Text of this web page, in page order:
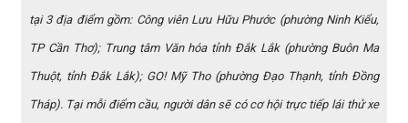
tại 3 địa điểm gồm: Công viên Lưu Hữu Phước (phường Ninh Kiểu,
TP Cần Thơ); Trung tâm Văn hóa tỉnh Đắk Lắk (phường Buôn Ma
Thuột, tỉnh Đắk Lắk); GO! Mỹ Tho (phường Đạo Thạnh, tỉnh Đồng
Tháp). Tại mỗi điểm cầu, người dân sẽ có cơ hội trực tiếp lái thử xe